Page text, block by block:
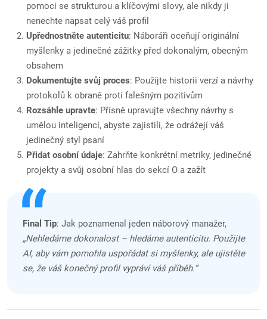
pomoci se strukturou a klíčovými slovy, ale nikdy ji
nenechte napsat celý váš profil
Upřednostněte autenticitu: Náboráři oceňují originální
myšlenky a jedinečné zážitky před dokonalým, obecným
obsahem
Dokumentujte svůj proces: Použijte historii verzí a návrhy
protokolů k obraně proti falešným pozitivům
Rozsáhle upravte: Přísně upravujte všechny návrhy s
umělou inteligencí, abyste zajistili, že odrážejí váš
jedinečný styl psaní
Přidat osobní údaje: Zahrňte konkrétní metriky, jedinečné
projekty a svůj osobní hlas do sekcí O a zažít
Final Tip: Jak poznamenal jeden náborový manažer,
„Nehledáme dokonalost – hledáme autenticitu. Použijte
AI, aby vám pomohla uspořádat si myšlenky, ale ujistěte
se, že váš konečný profil vypráví váš příběh.“